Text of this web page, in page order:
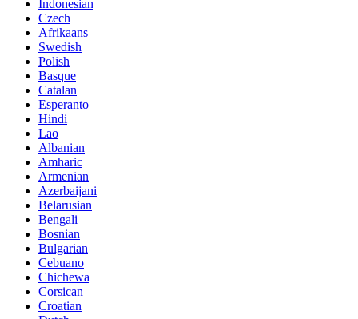
Indonesian
Czech
Afrikaans
Swedish
Polish
Basque
Catalan
Esperanto
Hindi
Lao
Albanian
Amharic
Armenian
Azerbaijani
Belarusian
Bengali
Bosnian
Bulgarian
Cebuano
Chichewa
Corsican
Croatian